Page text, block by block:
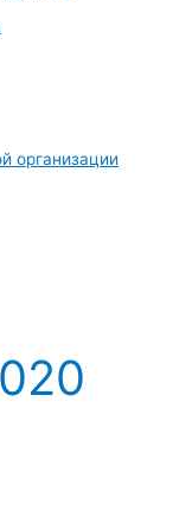
организации